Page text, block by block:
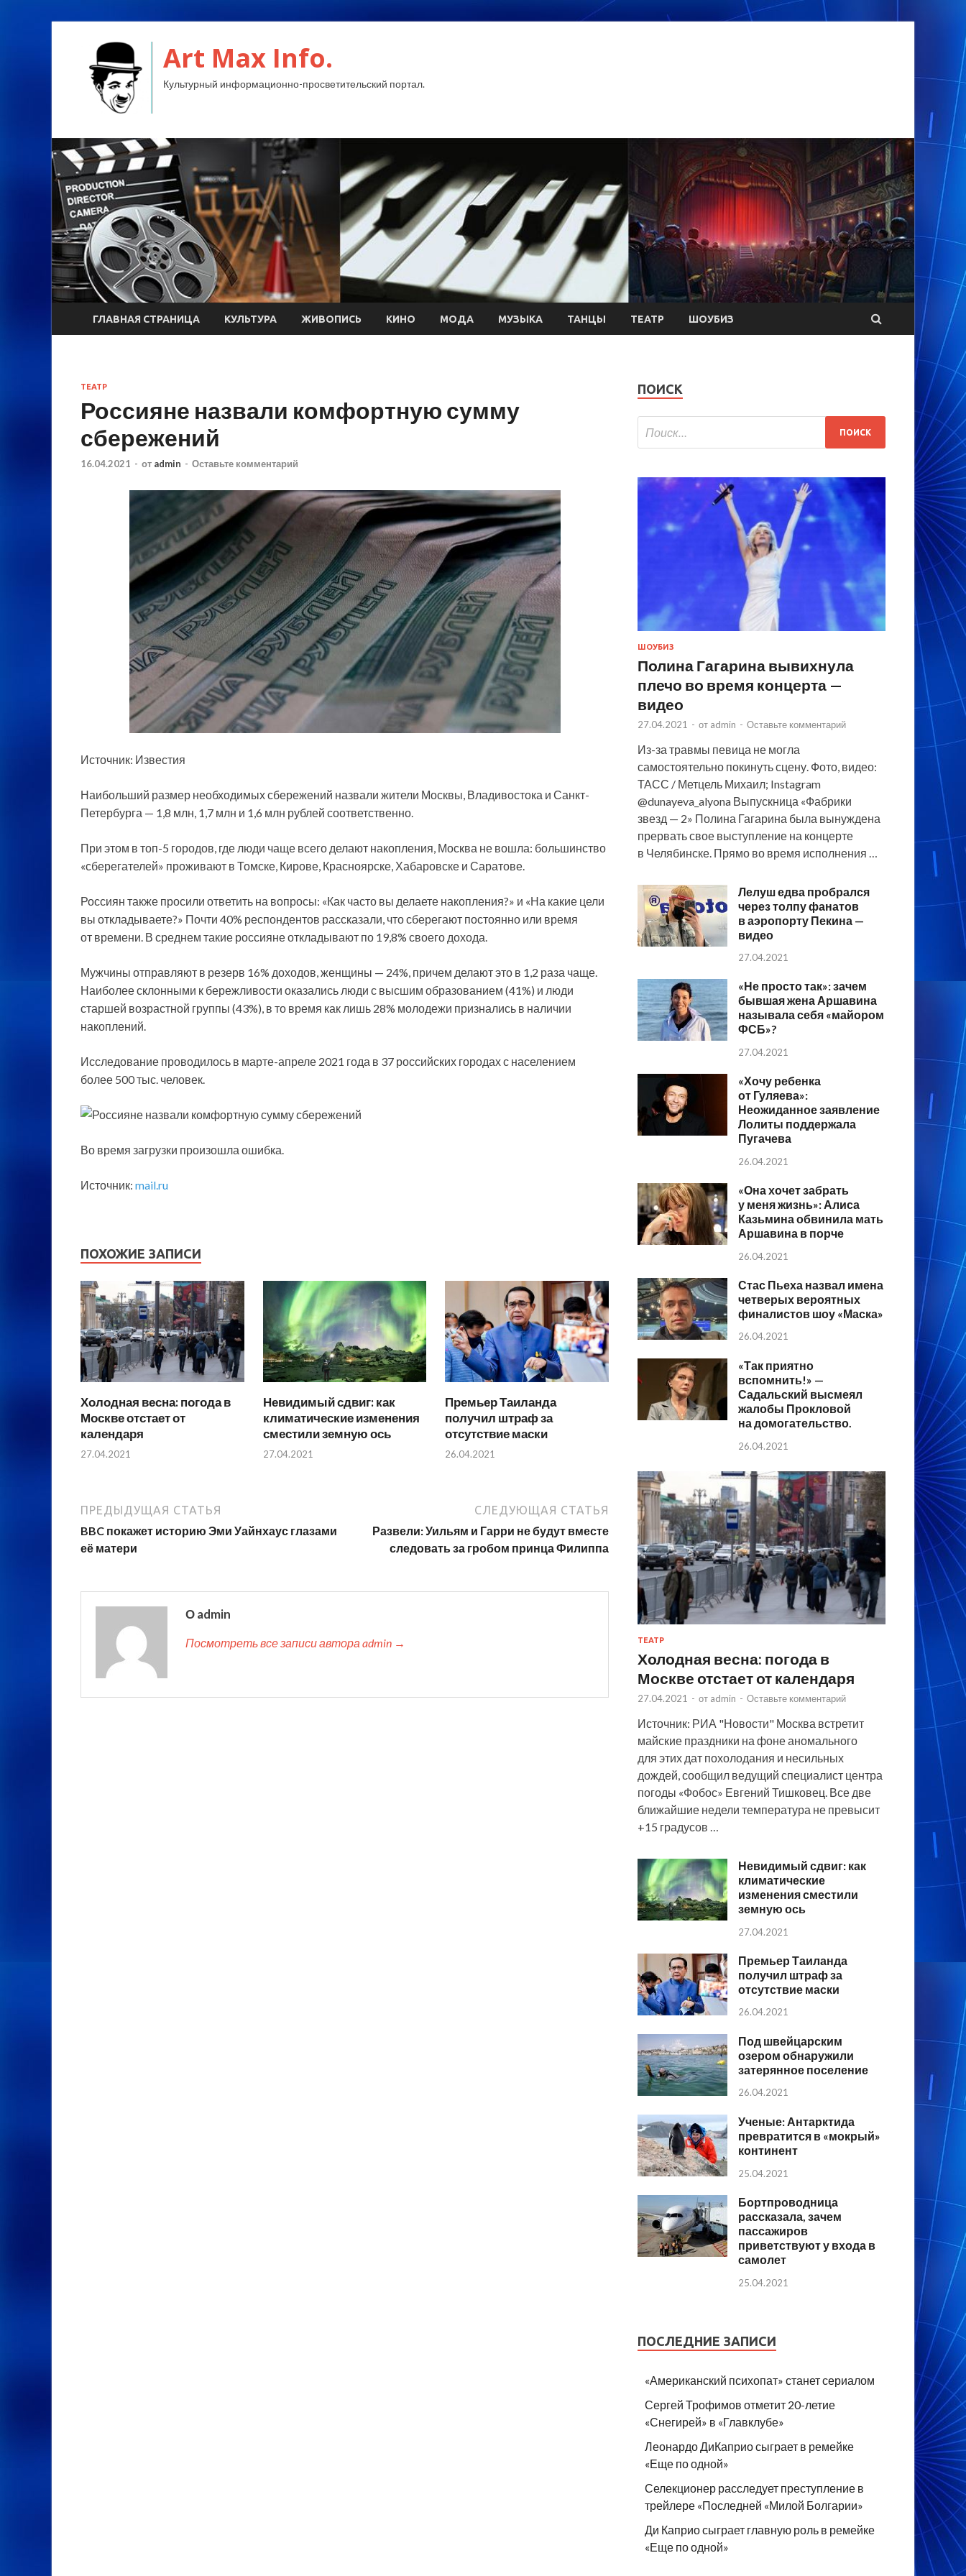
Art Max Info.
Культурный информационно-просветительский портал.
ГЛАВНАЯ СТРАНИЦА КУЛЬТУРА ЖИВОПИСЬ КИНО МОДА МУЗЫКА ТАНЦЫ ТЕАТР ШОУБИЗ
ТЕАТР
Россияне назвали комфортную сумму
сбережений
16.04.2021 - от admin - Оставьте комментарий
Источник: Известия
Наибольший размер необходимых сбережений назвали жители Москвы, Владивостока и Санкт-
Петербурга — 1,8 млн, 1,7 млн и 1,6 млн рублей соответственно.
При этом в топ-5 городов, где люди чаще всего делают накопления, Москва не вошла: большинство
«сберегателей» проживают в Томске, Кирове, Красноярске, Хабаровске и Саратове.
Россиян также просили ответить на вопросы: «Как часто вы делаете накопления?» и «На какие цели
вы откладываете?» Почти 40% респондентов рассказали, что сберегают постоянно или время
от времени. В среднем такие россияне откладывают по 19,8% своего дохода.
Мужчины отправляют в резерв 16% доходов, женщины — 24%, причем делают это в 1,2 раза чаще.
Наиболее склонными к бережливости оказались люди с высшим образованием (41%) и люди
старшей возрастной группы (43%), в то время как лишь 28% молодежи признались в наличии
накоплений.
Исследование проводилось в марте-апреле 2021 года в 37 российских городах с населением
более 500 тыс. человек.
Во время загрузки произошла ошибка.
Источник: mail.ru
ПОХОЖИЕ ЗАПИСИ
Холодная весна: погода в
Москве отстает от
календаря
27.04.2021
Невидимый сдвиг: как
климатические изменения
сместили земную ось
27.04.2021
Премьер Таиланда
получил штраф за
отсутствие маски
26.04.2021
ПРЕДЫДУЩАЯ СТАТЬЯ
BBC покажет историю Эми Уайнхаус глазами
её матери
СЛЕДУЮЩАЯ СТАТЬЯ
Развели: Уильям и Гарри не будут вместе
следовать за гробом принца Филиппа
О admin
Посмотреть все записи автора admin →
ПОИСК
ШОУБИЗ
Полина Гагарина вывихнула
плечо во время концерта —
видео
27.04.2021 - от admin - Оставьте комментарий
Из-за травмы певица не могла
самостоятельно покинуть сцену. Фото, видео:
ТАСС / Метцель Михаил; Instagram
@dunayeva_alyona Выпускница «Фабрики
звезд — 2» Полина Гагарина была вынуждена
прервать свое выступление на концерте
в Челябинске. Прямо во время исполнения …
Лелуш едва пробрался
через толпу фанатов
в аэропорту Пекина —
видео
27.04.2021
«Не просто так»: зачем
бывшая жена Аршавина
называла себя «майором
ФСБ»?
27.04.2021
«Хочу ребенка
от Гуляева»:
Неожиданное заявление
Лолиты поддержала
Пугачева
26.04.2021
«Она хочет забрать
у меня жизнь»: Алиса
Казьмина обвинила мать
Аршавина в порче
26.04.2021
Стас Пьеха назвал имена
четверых вероятных
финалистов шоу «Маска»
26.04.2021
«Так приятно
вспомнить!» —
Садальский высмеял
жалобы Прокловой
на домогательство.
26.04.2021
ТЕАТР
Холодная весна: погода в
Москве отстает от календаря
27.04.2021 - от admin - Оставьте комментарий
Источник: РИА "Новости" Москва встретит
майские праздники на фоне аномального
для этих дат похолодания и несильных
дождей, сообщил ведущий специалист центра
погоды «Фобос» Евгений Тишковец. Все две
ближайшие недели температура не превысит
+15 градусов …
Невидимый сдвиг: как
климатические
изменения сместили
земную ось
27.04.2021
Премьер Таиланда
получил штраф за
отсутствие маски
26.04.2021
Под швейцарским
озером обнаружили
затерянное поселение
26.04.2021
Ученые: Антарктида
превратится в «мокрый»
континент
25.04.2021
Бортпроводница
рассказала, зачем
пассажиров
приветствуют у входа в
самолет
25.04.2021
ПОСЛЕДНИЕ ЗАПИСИ
«Американский психопат» станет сериалом
Сергей Трофимов отметит 20-летие
«Снегирей» в «Главклубе»
Леонардо ДиКаприо сыграет в ремейке
«Еще по одной»
Селекционер расследует преступление в
трейлере «Последней «Милой Болгарии»
Ди Каприо сыграет главную роль в ремейке
«Еще по одной»